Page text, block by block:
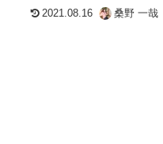
2021.08.16 桑野 一哉